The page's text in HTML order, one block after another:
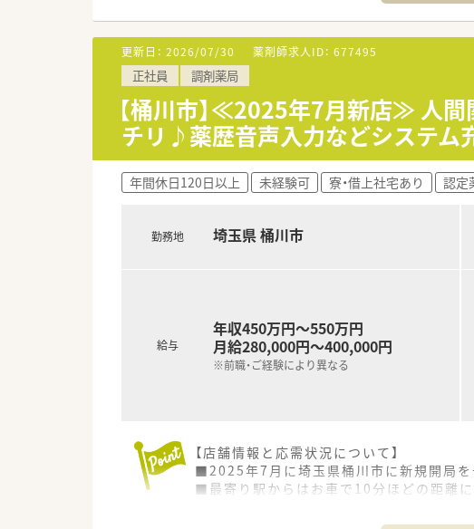
＜キャリアアップを目指せる環境＞
独立採算制の薬局運営で収益を追っていく
薬局長のみならず、エリアマネージャーや
店舗開発マネージャー、商品開発マネージ
経営陣のほとんどが薬剤師のため、入社後
エリア毎に「上席薬剤師」という現場のス
また、専門医療機関連携薬局でのがん・糖
＜こんな方にオススメ！＞
■明確な評価制度のある会社で働きたい方
■かかりつけ薬剤師として頑張りたい方
■処方箋以外にサプリメントや化粧品な
■若手で昇給を狙いたい方（粗利の1/3は社
■年間休日は120日以上が確保されており
■緩和薬物療法認定薬剤師手当など、各種
【勤務実態について】
■産休・育休の取得実績が豊富にあり、復
■一人あたりの処方箋枚数は一日30枚程
■リフレッシュ休暇制度も用意されており
【想定される業務内容】
■総合病院門前のため、様々な診療科の調
■居宅や施設への在宅訪問も行っており、
■かかりつけ薬剤師としての役割を担い
更新日： 2026/07/30 薬剤師求人ID： 677495
正社員 調剤薬局
【桶川市】≪2025年7月新店≫ 人
チリ♪薬歴音声入力などシステム
年間休日120日以上 未経験可 寮・借上社宅あり 認定
勤務地 埼玉県 桶川市
給与
年収450万円～550万円
月給280,000円～400,000円
※前職・ご経験により異なる
【店舗情報と応需状況について】
■2025年7月に埼玉県桶川市に新規開局を
■最寄り駅からはお車で10分ほどの距離に